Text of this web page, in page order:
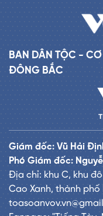
BAN DÂN TỘC - CƠ
ĐÔNG BẮC
Giám đốc: Vũ Hải
Phó Giám đốc:
Địa chỉ: khu C, khu
Cao Xanh, thành